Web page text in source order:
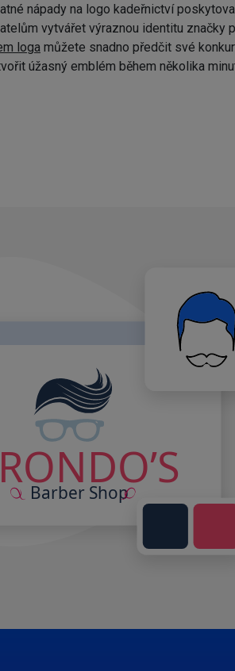
nápady na logo kadeřnictví
vytvářet výraznou identitu značky
loga můžete snadno předčit své
úžasný emblém během několika